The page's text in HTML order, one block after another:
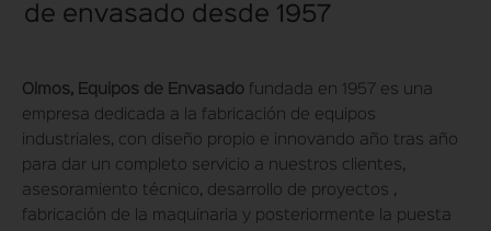
de envasado desde 1957
Olmos, Equipos de Envasado fundada en 1957 es una
empresa dedicada a la fabricación de equipos
industriales, con diseño propio e innovando año tras año
para dar un completo servicio a nuestros clientes,
asesoramiento técnico, desarrollo de proyectos ,
fabricación de la maquinaria y posteriormente la puesta